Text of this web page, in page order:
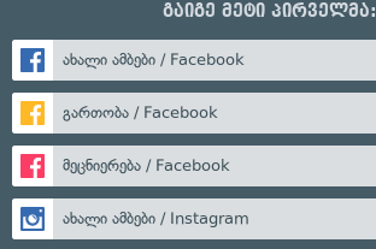
გაიგე მეტი პირველმა:
ახალი ამბები / Facebook
გართობა / Facebook
მეცნიერება / Facebook
ახალი ამბები / Instagram